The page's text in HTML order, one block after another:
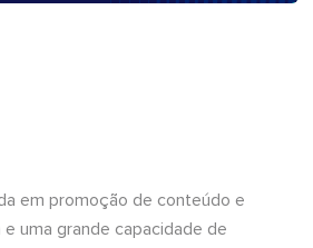
em promoção de conteúdo e
uma grande capacidade de